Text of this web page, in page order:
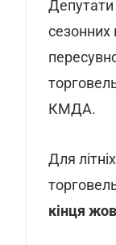
Депутати
сезонних
КМДА.
Для
кінця